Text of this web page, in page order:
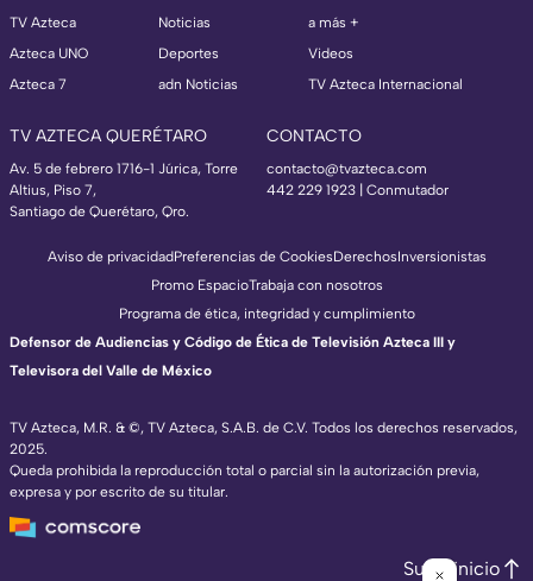
TV Azteca
Azteca UNO
Azteca 7
Noticias
Deportes
adn Noticias
a más +
Videos
TV Azteca Internacional
TV AZTECA QUERÉTARO
Av. 5 de febrero 1716-1 Júrica, Torre
Altius, Piso 7,
Santiago de Querétaro, Qro.
CONTACTO
contacto@tvazteca.com
442 229 1923 | Conmutador
TV Azteca, M.R. & ©, TV Azteca, S.A.B. de C.V. Todos los derechos reservados,
2025.
Queda prohibida la reproducción total o parcial sin la autorización previa,
expresa y por escrito de su titular.
Aviso de privacidadPreferencias de CookiesDerechosInversionistas
Promo EspacioTrabaja con nosotros
Programa de ética, integridad y cumplimiento
Defensor de Audiencias y Código de Ética de Televisión Azteca III y
Televisora del Valle de México
Subir inicio